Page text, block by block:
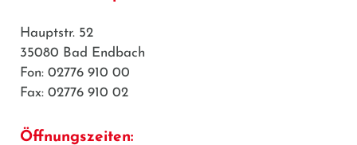
Hauptstr. 52
35080 Bad Endbach
Fon: 02776 910 00
Fax: 02776 910 02
Öffnungszeiten: